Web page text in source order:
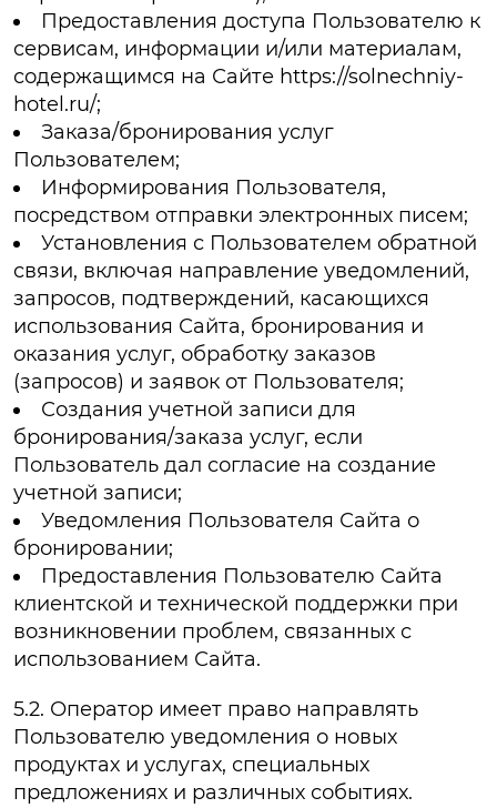
Предоставления доступа Пользователю к
сервисам, информации и/или материалам,
содержащимся на Сайте https://solnechniy-
hotel.ru/;
Заказа/бронирования услуг
Пользователем;
Информирования Пользователя,
посредством отправки электронных писем;
Установления с Пользователем обратной
связи, включая направление уведомлений,
запросов, подтверждений, касающихся
использования Сайта, бронирования и
оказания услуг, обработку заказов
(запросов) и заявок от Пользователя;
Создания учетной записи для
бронирования/заказа услуг, если
Пользователь дал согласие на создание
учетной записи;
Уведомления Пользователя Сайта о
бронировании;
Предоставления Пользователю Сайта
клиентской и технической поддержки при
возникновении проблем, связанных с
использованием Сайта.
5.2. Оператор имеет право направлять
Пользователю уведомления о новых
продуктах и услугах, специальных
предложениях и различных событиях.